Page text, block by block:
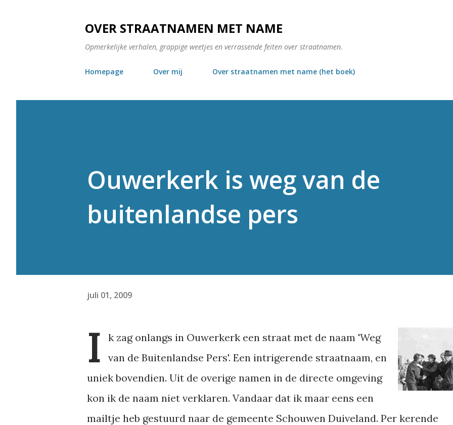
OVER STRAATNAMEN MET NAME
Opmerkelijke verhalen, grappige weetjes en verrassende feiten over straatnamen.
Homepage Over mij Over straatnamen met name (het boek)
Ouwerkerk is weg van de
buitenlandse pers
juli 01, 2009
I
k zag onlangs in Ouwerkerk een straat met de naam 'Weg
van de Buitenlandse Pers'. Een intrigerende straatnaam, en
uniek bovendien. Uit de overige namen in de directe omgeving
kon ik de naam niet verklaren. Vandaar dat ik maar eens een
mailtje heb gestuurd naar de gemeente Schouwen Duiveland. Per kerende